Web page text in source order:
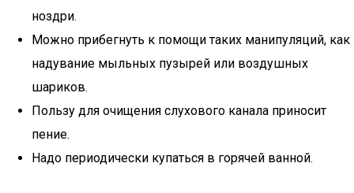
ноздри.
Можно прибегнуть к помощи таких манипуляций, как
надувание мыльных пузырей или воздушных
шариков.
Пользу для очищения слухового канала приносит
пение.
Надо периодически купаться в горячей ванной.